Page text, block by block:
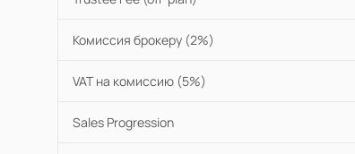
Комиссия брокеру (2%)
VAT на комиссию (5%)
Sales Progression